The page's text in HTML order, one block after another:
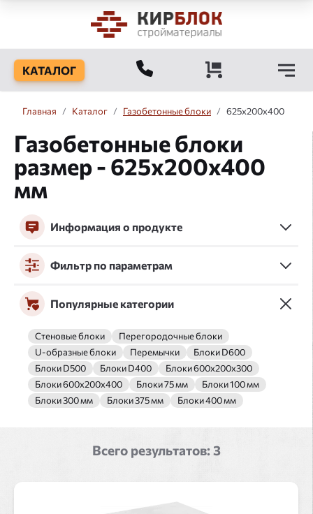
КАТАЛОГ
Главная / Каталог / Газобетонные блоки / 625x200x400
Газобетонные блоки
размер - 625x200x400
мм
Информация о продукте
Фильтр по параметрам
Популярные категории
Стеновые блоки
Перегородочные блоки
U-образные блоки
Перемычки
Блоки D600
Блоки D500
Блоки D400
Блоки 600x200x300
Блоки 600x200x400
Блоки 75 мм
Блоки 100 мм
Блоки 300 мм
Блоки 375 мм Блоки 400 мм
Всего результатов:3